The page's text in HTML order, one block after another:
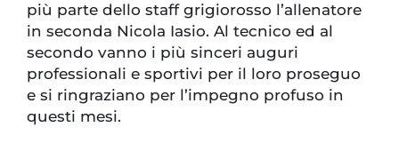
più parte dello staff grigiorosso l’allenatore
in seconda Nicola Iasio. Al tecnico ed al
secondo vanno i più sinceri auguri
professionali e sportivi per il loro proseguo
e si ringraziano per l’impegno profuso in
questi mesi.